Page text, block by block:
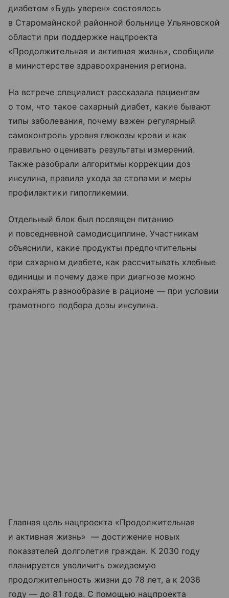
диабетом «Будь уверен» состоялось
в Старомайнской районной больнице Ульяновской
области при поддержке нацпроекта
«Продолжительная и активная жизнь», сообщили
в министерстве здравоохранения региона.
На встрече специалист рассказала пациентам
о том, что такое сахарный диабет, какие бывают
типы заболевания, почему важен регулярный
самоконтроль уровня глюкозы крови и как
правильно оценивать результаты измерений.
Также разобрали алгоритмы коррекции доз
инсулина, правила ухода за стопами и меры
профилактики гипогликемии.
Отдельный блок был посвящен питанию
и повседневной самодисциплине. Участникам
объяснили, какие продукты предпочтительны
при сахарном диабете, как рассчитывать хлебные
единицы и почему даже при диагнозе можно
сохранять разнообразие в рационе — при условии
грамотного подбора дозы инсулина.
Главная цель нацпроекта «Продолжительная
и активная жизнь» — достижение новых
показателей долголетия граждан. К 2030 году
планируется увеличить ожидаемую
продолжительность жизни до 78 лет, а к 2036
году — до 81 года. С помощью нацпроекта